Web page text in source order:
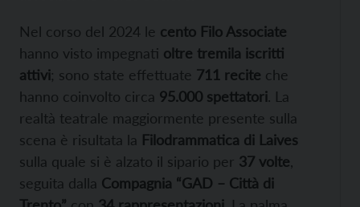
Nel corso del 2024 le cento Filo Associate
hanno visto impegnati oltre tremila iscritti
attivi; sono state effettuate 711 recite che
hanno coinvolto circa 95.000 spettatori. La
realtà teatrale maggiormente presente sulla
scena è risultata la Filodrammatica di Laives
sulla quale si è alzato il sipario per 37 volte
seguita dalla Compagnia “GAD – Città di